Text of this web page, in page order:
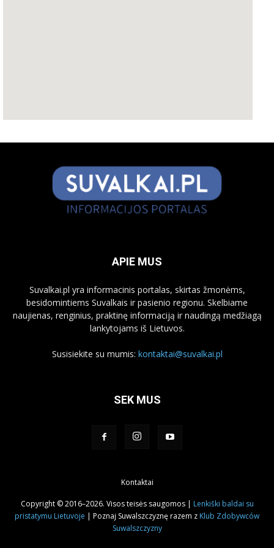
APIE MUS
Suvalkai.pl yra informacinis portalas, skirtas žmonėms,
besidomintiems Suvalkais ir pasienio regionu. Skelbiame
naujienas, renginius, praktinę informaciją ir naudingą medžiagą
lankytojams iš Lietuvos.
Susisiekite su mumis: kontaktai@suvalkai.pl
SEK MUS
Kontaktai
Copyright © 2016–2026. Visos teisės saugomos | Lenkiški baldai su
pristatymu Lietuvoje | Poznaj Suwalszczyznę razem z Klub Zdobywców
Suwalszczyzny